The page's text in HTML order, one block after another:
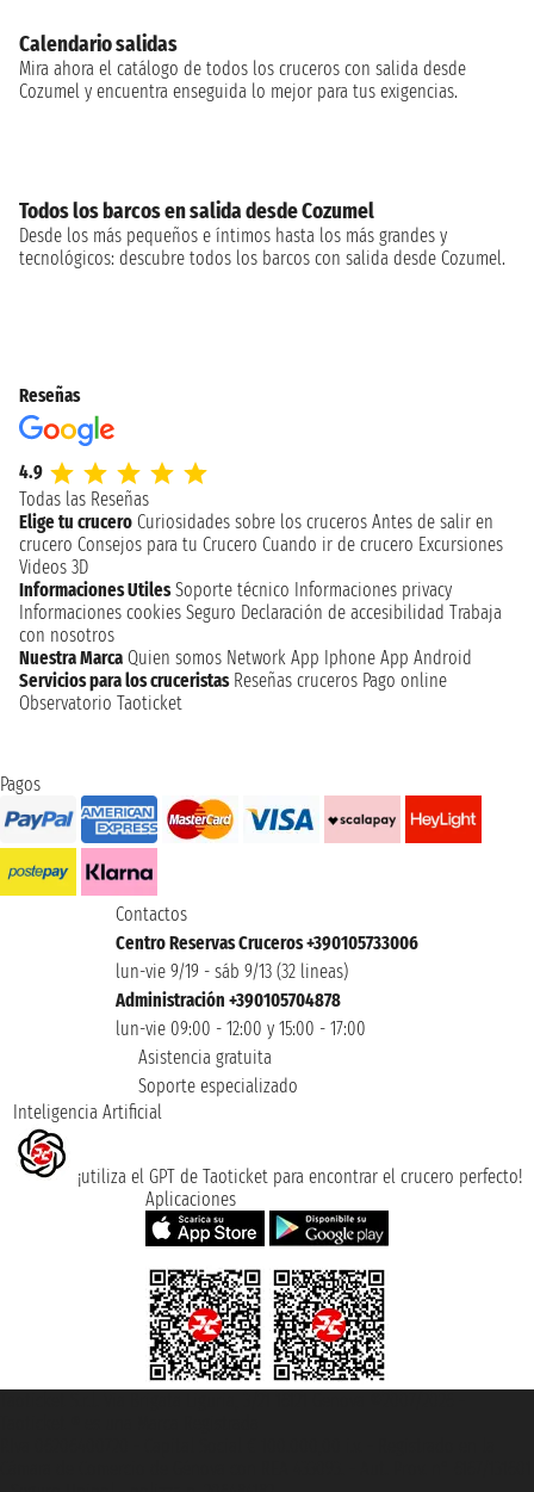
Calendario salidas
Mira ahora el catálogo de todos los cruceros con salida desde
Cozumel y encuentra enseguida lo mejor para tus exigencias.
Todos los barcos en salida desde Cozumel
Desde los más pequeños e íntimos hasta los más grandes y
tecnológicos: descubre todos los barcos con salida desde Cozumel.
Reseñas
4.9
Todas las Reseñas
Elige tu crucero Curiosidades sobre los cruceros Antes de salir en
crucero Consejos para tu Crucero Cuando ir de crucero Excursiones
Videos 3D
Informaciones Utiles Soporte técnico Informaciones privacy
Informaciones cookies Seguro Declaración de accesibilidad Trabaja
con nosotros
Nuestra Marca Quien somos Network App Iphone App Android
Servicios para los cruceristas Reseñas cruceros Pago online
Observatorio Taoticket
Pagos
Contactos
Centro Reservas Cruceros +390105733006
lun-vie 9/19 - sáb 9/13 (32 lineas)
Administración +390105704878
lun-vie 09:00 - 12:00 y 15:00 - 17:00
Asistencia gratuita
Soporte especializado
Inteligencia Artificial
¡utiliza el GPT de Taoticket para encontrar el crucero perfecto!
Aplicaciones